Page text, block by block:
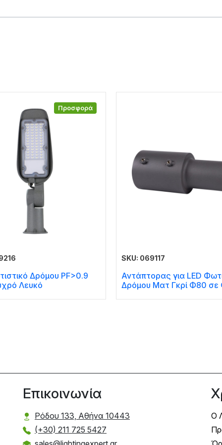
Προσφορά
Δρόμου PF>0.9
Λευκό
SKU: 069117
Αντάπτορας για LED
Δρόμου Ματ Γκρί Φ80
Επικοινωνία
Ρόδου 133, Αθήνα 10443
(+30) 211 725 5427
Ο